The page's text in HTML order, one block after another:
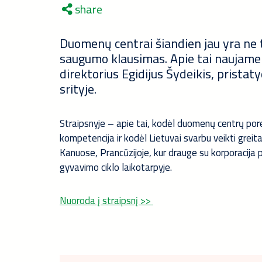
share
Duomenų centrai šiandien jau yra
saugumo klausimas. Apie tai
direktorius Egidijus Šydeikis,
srityje.
Straipsnyje – apie tai, kodėl duomenų centrų
kompetencija ir kodėl Lietuvai svarbu veikti
Kanuose, Prancūzijoje, kur drauge su
gyvavimo ciklo laikotarpyje.
Nuoroda į straipsnį >>